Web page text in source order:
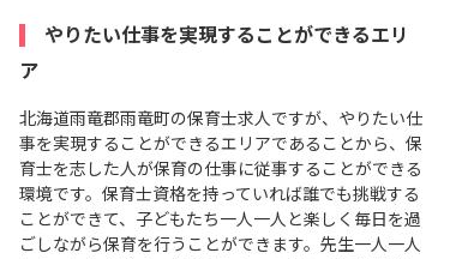
やりたい仕事を実現することができるエリ
ア
北海道雨竜郡雨竜町の保育士求人ですが、やりたい仕
事を実現することができるエリアであることから、保
育士を志した人が保育の仕事に従事することができる
環境です。保育士資格を持っていれば誰でも挑戦する
ことができて、子どもたち一人一人と楽しく毎日を過
ごしながら保育を行うことができます。先生一人一人